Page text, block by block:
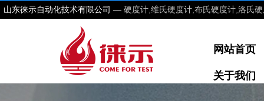
山东徕示自动化技术有限公司 — 硬度计,维氏硬度计,布氏硬度计,洛氏
网站首页
关于我们